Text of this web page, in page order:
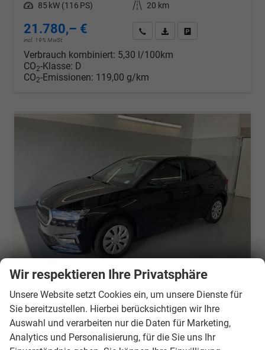
Leistung 85 kW (116 PS) Kilometerstand 20 km
21.780,– €
incl. 19% MwSt.
Wir rufen Sie anPDF-Datei, Fahrzeugexposé
Verbrauch kombiniert: 5,30 l/100km
CO2-Klasse: D
CO2-Emissionen: 119,00 g/km
Skoda Fabia
Selection 95PS GV4+Sitzheiz+Lenkradheiz+Climatronic+Sunset+AppConnect+PDC
unverbindliche Lieferzeit:7 Tage Neuwagen
Fahrzeugnr. 20920 Getriebe Schalt. 5-Gang
Wir respektieren Ihre Privatsphäre
Unsere Website setzt Cookies ein, um unsere Dienste für
Sie bereitzustellen. Hierbei berücksichtigen wir Ihre
Auswahl und verarbeiten nur die Daten für Marketing,
Analytics und Personalisierung, für die Sie uns Ihr